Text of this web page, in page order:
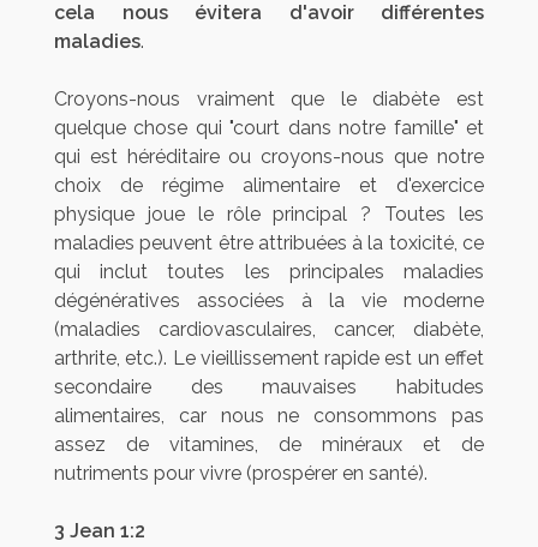
cela nous évitera d'avoir différentes
maladies.
Croyons-nous vraiment que le diabète est
quelque chose qui "court dans notre famille" et
qui est héréditaire ou croyons-nous que notre
choix de régime alimentaire et d'exercice
physique joue le rôle principal ? Toutes les
maladies peuvent être attribuées à la toxicité, ce
qui inclut toutes les principales maladies
dégénératives associées à la vie moderne
(maladies cardiovasculaires, cancer, diabète,
arthrite, etc.). Le vieillissement rapide est un effet
secondaire des mauvaises habitudes
alimentaires, car nous ne consommons pas
assez de vitamines, de minéraux et de
nutriments pour vivre (prospérer en santé).
3 Jean 1:2